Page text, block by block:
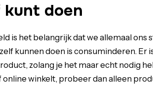
doen
is het belangrijk dat we allemaal ons
kunnen doen is consuminderen. Er
zolang je het maar echt nodig
winkelt, probeer dan alleen